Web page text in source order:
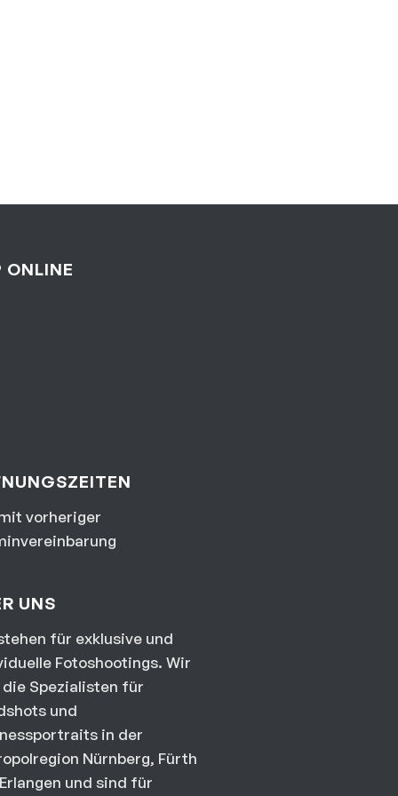
ONLINE
vorheriger
UNS
für exklusive und
Fotoshootings. Wir
Spezialisten für
und
in der
Nürnberg, Fürth
und sind für